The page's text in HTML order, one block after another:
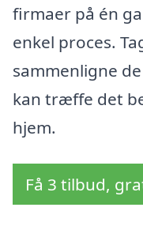
firmaer på én
enkel proces.
sammenligne
kan træffe det
hjem.
Få 3 tilbud,